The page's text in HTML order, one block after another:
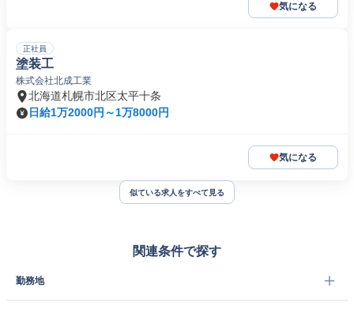
気になる
正社員
塗装工
株式会社北成工業
北海道札幌市北区太平十条
日給1万2000円～1万8000円
気になる
似ている求人をすべて見る
関連条件で探す
勤務地